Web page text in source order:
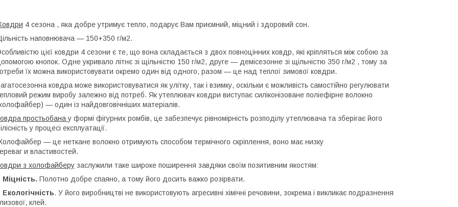
4 сезона , яка добре утримує тепло, подарує Вам приємний, міцний і здоровий сон.
наповнювача — 150+350 г/м2.
цієї ковдри 4 сезони є те, що вона складається з двох повноцінних ковдр, які кріпляться між собою за
кнопок. Одне укривало літнє зі щільністю 150 г/м2, друге — демісезонне зі щільністю 350 г/м2 , тому за
їх можна використовувати окремо один від одного, разом — це над теплої зимової ковдри.
ковдра може використовуватися як улітку, так і взимку, оскільки є можливість самостійно регулювати
режим виробу залежно від потреб. Як утеплювач ковдри виступає силіконізоване поліефірне волокно
— один із найдовговічніших матеріалів.
простьобанау формі фігурних ромбів, це забезпечує рівномірність розподілу утеплювача та зберігає його
у процесі експлуатації.
— це неткане волокно отримують способом термічного скріплення, воно має низку
и властивостей.
з холофайберу заслужили таке широке поширення завдяки своїм позитивним якостям:
Міцність. Полотно добре спаяно, а тому його досить важко розірвати.
Екологічність. У його виробництві не використовують агресивні хімічні речовини, зокрема і викликає подразнення
клей.